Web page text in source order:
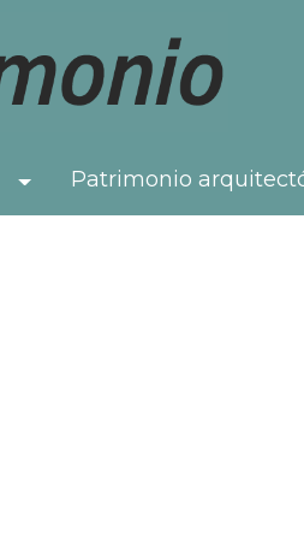
Toggle Dropdown
Patrimonio